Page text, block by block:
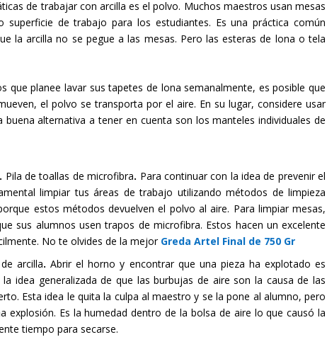
de trabajar con arcilla es el polvo. Muchos maestros usan mesas
de trabajo para los estudiantes. Es una práctica común
la arcilla no se pegue a las mesas. Pero las esteras de lona o tela
que planee lavar sus tapetes de lona semanalmente, es posible que
el polvo se transporta por el aire. En su lugar, considere usar
alternativa a tener en cuenta son los manteles individuales de
Pila de toallas de microfibra. Para continuar con la idea de prevenir el
limpiar tus áreas de trabajo utilizando métodos de limpieza
estos métodos devuelven el polvo al aire. Para limpiar mesas,
sus alumnos usen trapos de microfibra. Estos hacen un excelente
No te olvides de la mejor Greda Artel Final de 750 Gr
arcilla.Abrir el horno y encontrar que una pieza ha explotado es
idea generalizada de que las burbujas de aire son la causa de las
Esta idea le quita la culpa al maestro y se la pone al alumno, pero
Es la humedad dentro de la bolsa de aire lo que causó la
tiempo para secarse.